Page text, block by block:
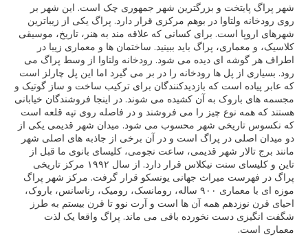
شهر پراگ پایتخت و بزرگترین شهر جمهوری چک است. این شهر بر
روی رودخانه ولتاوا در بوهم مرکزی قرار دارد. پراگ یکی از زیباترین
شهرهای اروپا است. برای کسانی که علاقه مند به هنر، تاریخ، موسیقی
کلاسیک، و معماری، پراگ باید ببینید. ساختمان ها و معماری زیبا در
اطراف هر گوشه ای دیده می شود. رودخانه ولتاوا از وسط پراگ می
رود. بسیاری از پل ها رودخانه را در بر می گیرد اما این پل چارلز است
که عابر پیاده است که بازدیدکنندگان برای ترکیب ساخت و ساز گوتیک و
مجسمه های باروک به آن کشیده می شوند. در اینجا فروشندگان خیابانی
هستند که همه نوع چیز را می فروشند و در فاصله روی تپه قلعه است
که نکسوس تاریخی شهر محسوب می شود. میدان شهر قدیمی یکی از
دو میدان اصلی در پراگ است و در آن برخی از جاذبه های اصلی شهر
مانند برج تالار شهر قدیمی، ساعت نجومی، کلیسای بانوی ما قبل از
تاین و کلیسای سنت نیکلاس قرار دارد. از سال ۱۹۹۲ مرکز تاریخی
پراگ در فهرست میراث جهانی یونسکو قرار گرفت. مرکز شهر پراگ
موزه ای با معماری ۹۰۰ ساله، رومانسک، رومیک، رناسانس، باروک،
احیای قرن نوزدهم همه آن ها است و آرت نوو تا قرن بیستم به طرز
شگفت انگیزی دست نخورده باقی می ماند. پراگ واقعا یک لذت
معماری است.